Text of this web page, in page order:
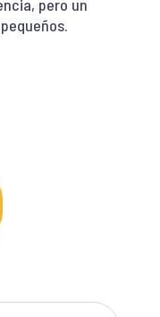
pero un